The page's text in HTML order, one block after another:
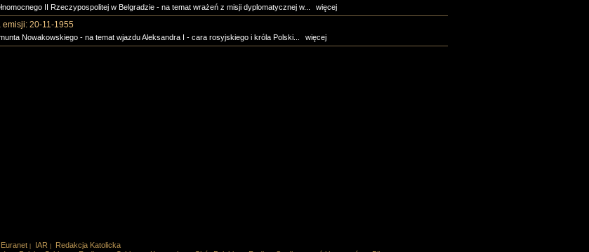
II Rzeczypospolitej w Belgradzie - na temat wrażeń z misji dyplomatycznej w... więcej
emisji: 20-11-1955
Nowakowskiego - na temat wjazdu Aleksandra I - cara rosyjskiego i króla Polski... więcej
Euranet IAR
Redakcja Katolicka